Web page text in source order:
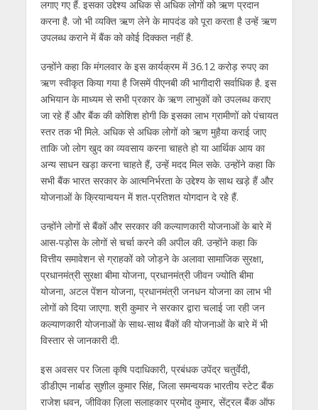
लगाए गए हैं. इसका उद्देश्य अधिक से अधिक लोगों को ऋण प्रदान
करना है. जो भी व्यक्ति ऋण लेने के मापदंड को पूरा करता है उन्हें ऋण
उपलब्ध कराने में बैंक को कोई दिक्कत नहीं है.
उन्होंने कहा कि मंगलवार के इस कार्यक्रम में 36.12 करोड़ रुपए का
ऋण स्वीकृत किया गया है जिसमें पीएनबी की भागीदारी सर्वाधिक है. इस
अभियान के माध्यम से सभी प्रकार के ऋण लाभुकों को उपलब्ध कराए
जा रहे हैं और बैंक की कोशिश होगी कि इसका लाभ ग्रामीणों को पंचायत
स्तर तक भी मिले. अधिक से अधिक लोगों को ऋण मुहैया कराई जाए
ताकि जो लोग खुद का व्यवसाय करना चाहते हो या आर्थिक आय का
अन्य साधन खड़ा करना चाहते हैं, उन्हें मदद मिल सके. उन्होंने कहा कि
सभी बैंक भारत सरकार के आत्मनिर्भरता के उद्देश्य के साथ खड़े हैं और
योजनाओं के क्रियान्वयन में शत-प्रतिशत योगदान दे रहे हैं.
उन्होंने लोगों से बैंकों और सरकार की कल्याणकारी योजनाओं के बारे में
आस-पड़ोस के लोगों से चर्चा करने की अपील की. उन्होंने कहा कि
वित्तीय समावेशन से ग्राहकों को जोड़ने के अलावा सामाजिक सुरक्षा,
प्रधानमंत्री सुरक्षा बीमा योजना, प्रधानमंत्री जीवन ज्योति बीमा
योजना, अटल पेंशन योजना, प्रधानमंत्री जनधन योजना का लाभ भी
लोगों को दिया जाएगा. श्री कुमार ने सरकार द्वारा चलाई जा रही जन
कल्याणकारी योजनाओं के साथ-साथ बैंकों की योजनाओं के बारे में भी
विस्तार से जानकारी दी.
इस अवसर पर जिला कृषि पदाधिकारी, प्रबंधक उपेंद्र चतुर्वेदी,
डीडीएम नार्बाड सुशील कुमार सिंह, जिला समन्वयक भारतीय स्टेट बैंक
राजेश धवन, जीविका ज़िला सलाहकार प्रमोद कुमार, सेंट्रल बैंक ऑफ